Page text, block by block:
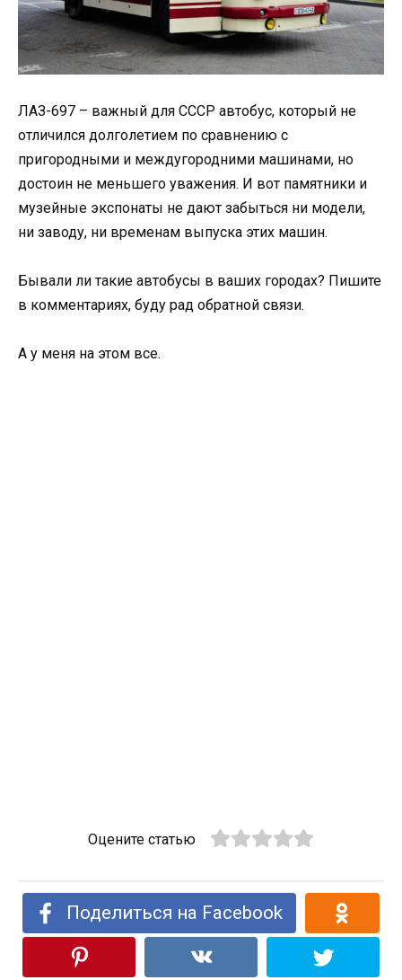
ЛАЗ-697 – важный для СССР автобус, который не
отличился долголетием по сравнению с
пригородными и междугородними машинами, но
достоин не меньшего уважения. И вот памятники и
музейные экспонаты не дают забыться ни модели,
ни заводу, ни временам выпуска этих машин.
Бывали ли такие автобусы в ваших городах? Пишите
в комментариях, буду рад обратной связи.
А у меня на этом все.
Оцените статью
Поделиться на Facebook